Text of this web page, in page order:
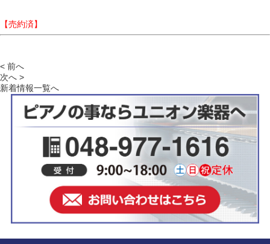
【売約済】
< 前へ
次へ >
新着情報一覧へ